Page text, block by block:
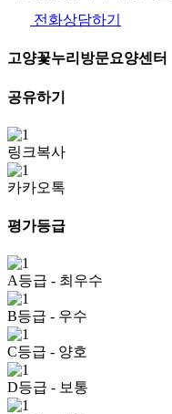
전화상담하기
고양꽃누리방문요양센터
공유하기
링크복사
카카오톡
평가등급
A등급 - 최우수
B등급 - 우수
C등급 - 양호
D등급 - 보통